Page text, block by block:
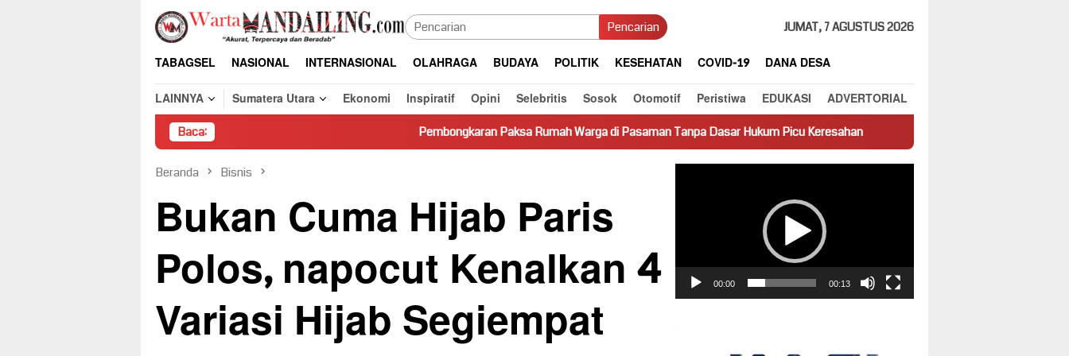
Loncat
konten
Pencarian JUMAT, 7 AGUSTUS 2026
TABAGSEL NASIONAL INTERNASIONAL OLAHRAGA BUDAYA POLITIK KESEHATAN COVID-19
DANA DESA
LAINNYA
Sumatera Utara Ekonomi Inspiratif Opini Selebritis Sosok Otomotif Peristiwa EDUKASI ADVERTORIAL
Baca: Pembongkaran Paksa Rumah Warga di Pasaman Tanpa Dasar Hukum Picu Keresahan Truk Miring Hambat Arus Lalu Lintas di Jalan
Beranda Bisnis
Bukan Cuma Hijab Paris
Polos, napocut Kenalkan 4
Variasi Hijab Segiempat
00:00 00:13